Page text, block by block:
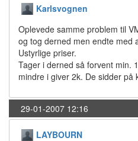
Karlsvognen
Oplevede samme problem til
og tog derned men endte med
Ustyrlige priser.
Tager i derned så forvent min.
mindre i giver 2k. De sidder på
29-01-2007 12:16
LAYBOURN